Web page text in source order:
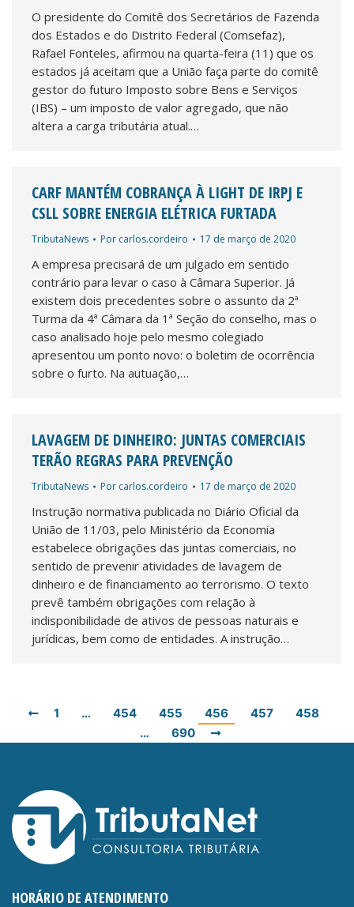
O presidente do Comitê dos Secretários de Fazenda
dos Estados e do Distrito Federal (Comsefaz),
Rafael Fonteles, afirmou na quarta-feira (11) que os
estados já aceitam que a União faça parte do comitê
gestor do futuro Imposto sobre Bens e Serviços
(IBS) – um imposto de valor agregado, que não
altera a carga tributária atual.…
CARF MANTÉM COBRANÇA À LIGHT DE IRPJ E
CSLL SOBRE ENERGIA ELÉTRICA FURTADA
TributaNews Por carlos.cordeiro 17 de março de 2020
A empresa precisará de um julgado em sentido
contrário para levar o caso à Câmara Superior. Já
existem dois precedentes sobre o assunto da 2ª
Turma da 4ª Câmara da 1ª Seção do conselho, mas o
caso analisado hoje pelo mesmo colegiado
apresentou um ponto novo: o boletim de ocorrência
sobre o furto. Na autuação,…
LAVAGEM DE DINHEIRO: JUNTAS COMERCIAIS
TERÃO REGRAS PARA PREVENÇÃO
TributaNews Por carlos.cordeiro 17 de março de 2020
Instrução normativa publicada no Diário Oficial da
União de 11/03, pelo Ministério da Economia
estabelece obrigações das juntas comerciais, no
sentido de prevenir atividades de lavagem de
dinheiro e de financiamento ao terrorismo. O texto
prevê também obrigações com relação à
indisponibilidade de ativos de pessoas naturais e
jurídicas, bem como de entidades. A instrução…
1 … 454 455 456 457
458
…
690
HORÁRIO DE ATENDIMENTO